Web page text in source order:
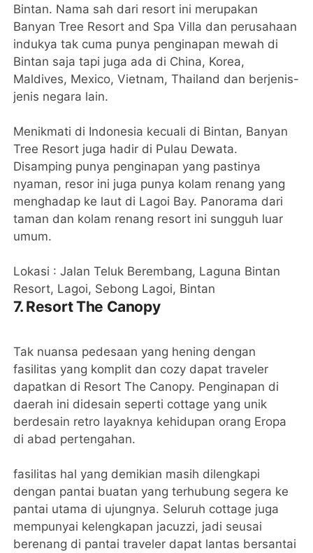
Bintan. Nama sah dari resort ini merupakan
Banyan Tree Resort and Spa Villa dan perusahaan
indukya tak cuma punya penginapan mewah di
Bintan saja tapi juga ada di China, Korea,
Maldives, Mexico, Vietnam, Thailand dan berjenis-
jenis negara lain.
Menikmati di Indonesia kecuali di Bintan, Banyan
Tree Resort juga hadir di Pulau Dewata.
Disamping punya penginapan yang pastinya
nyaman, resor ini juga punya kolam renang yang
menghadap ke laut di Lagoi Bay. Panorama dari
taman dan kolam renang resort ini sungguh luar
umum.
Lokasi : Jalan Teluk Berembang, Laguna Bintan
Resort, Lagoi, Sebong Lagoi, Bintan
7. Resort The Canopy
Tak nuansa pedesaan yang hening dengan
fasilitas yang komplit dan cozy dapat traveler
dapatkan di Resort The Canopy. Penginapan di
daerah ini didesain seperti cottage yang unik
berdesain retro layaknya kehidupan orang Eropa
di abad pertengahan.
fasilitas hal yang demikian masih dilengkapi
dengan pantai buatan yang terhubung segera ke
pantai utama di ujungnya. Seluruh cottage juga
mempunyai kelengkapan jacuzzi, jadi seusai
berenang di pantai traveler dapat lantas bersantai